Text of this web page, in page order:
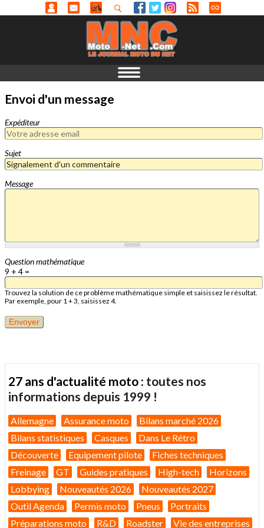
Envoi d'un message
Expéditeur
Sujet
Message
Question mathématique
9 + 4 =
Trouvez la solution de ce problème mathématique simple et saisissez le résultat.
Par exemple, pour 1 + 3, saisissez 4.
27 ans d'actualité moto : toutes nos
informations depuis 1999 !
Allemagne Assurance moto
Bilans marché 2026
Bilans statistiques
Casques
Dans Le Rétro
Découverte
Equipement pilote
Fiches techniques
Freinage
GT Guides pratiques High-tech
Horizons
Lobbying
Nouveautés 2026
Nouveautés 2027
Outil Agenda
Permis moto Pneus
Portraits
Préparations moto
R&D Roadster Vie des entreprises